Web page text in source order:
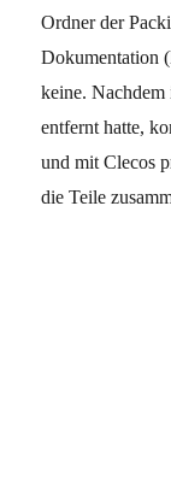
Ordner der
Dokumentation
keine.
entfernt hatte,
und mit Clecos
die Teile